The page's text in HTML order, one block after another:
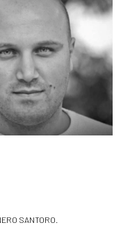
SANTORO.